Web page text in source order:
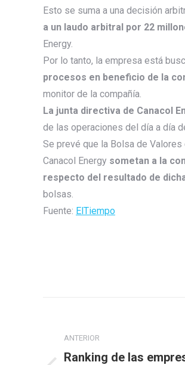
Esto se suma a una decisión
a un laudo arbitral por 22
Energy.
Por lo tanto, la empresa está
procesos en beneficio de la
monitor de la compañía.
La junta directiva de Canacol
de las operaciones del día a día
Se prevé que la Bolsa de
Canacol Energy sometan a la
respecto del resultado de
bolsas.
Fuente: ElTiempo
publicaciones
ANTERIOR
Ranking de las